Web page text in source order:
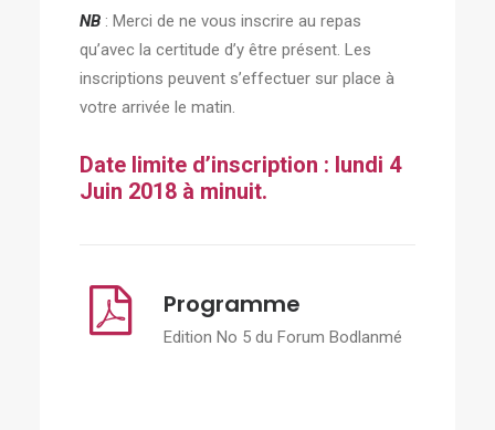
NB : Merci de ne vous inscrire au repas
qu’avec la certitude d’y être présent. Les
inscriptions peuvent s’effectuer sur place à
votre arrivée le matin.
Date limite d’inscription : lundi 4
Juin 2018 à minuit.
Programme
Edition No 5 du Forum Bodlanmé